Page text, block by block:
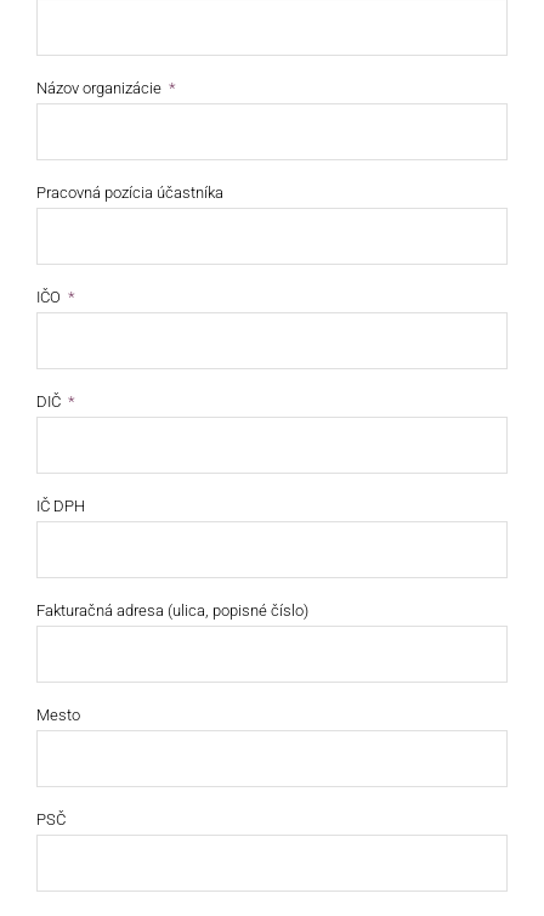
Názov organizácie
Pracovná pozícia účastníka
IČO
DIČ
IČ DPH
Fakturačná adresa (ulica, popisné číslo)
Mesto
PSČ